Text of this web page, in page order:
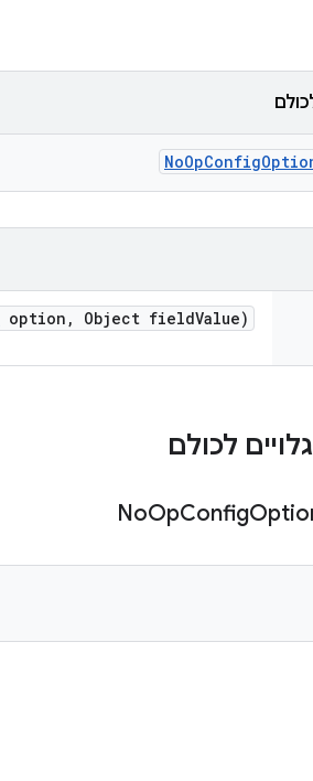
NoOpConfig
option , Object fieldValue)
לכולם
NoOpConfig